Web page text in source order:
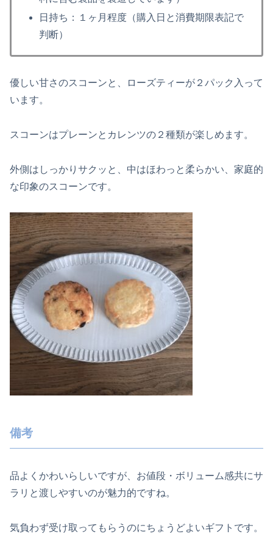
日持ち：
１ヶ月程度（購入日と消費期限表記で
判断）
優しい甘さのスコーンと、ローズティーが２パック入って
います。
スコーンはプレーンとカレンツの２種類が楽しめます。
外側はしっかりサクッと、中はほわっと柔らかい、家庭的
な印象のスコーンです。
備考
品よくかわいらしいですが、お値段・ボリューム感共にサ
ラリと渡しやすいのが魅力的ですね。
気負わず受け取ってもらうのにちょうどよいギフトです。